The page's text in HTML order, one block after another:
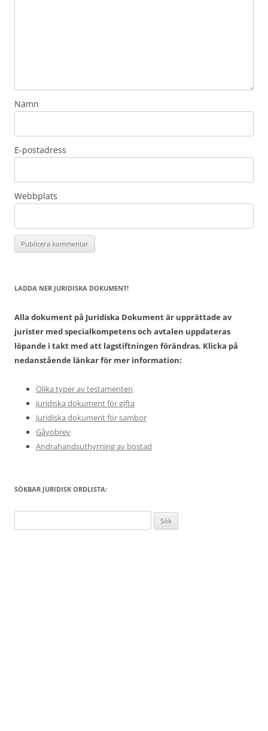
Namn
E-postadress
Webbplats
LADDA NER JURIDISKA DOKUMENT!
Alla dokument på Juridiska Dokument är upprättade av
jurister med specialkompetens och avtalen uppdateras
löpande i takt med att lagstiftningen förändras. Klicka på
nedanstående länkar för mer information:
Olika typer av testamenten
Juridiska dokument för gifta
Juridiska dokument för sambor
Gåvobrev
Andrahandsuthyrning av bostad
SÖKBAR JURIDISK ORDLISTA:
efter: